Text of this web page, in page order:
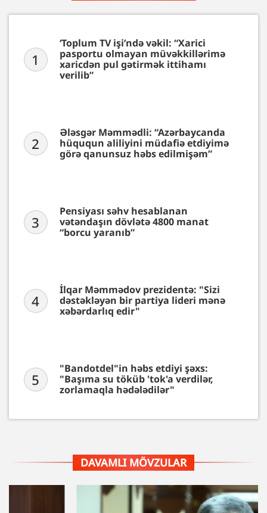
1
‘Toplum TV işi’ndə vəkil: “Xarici
pasportu olmayan müvəkkillərimə
xaricdən pul gətirmək ittihamı
verilib”
2
Ələsgər Məmmədli: “Azərbaycanda
hüququn aliliyini müdafiə etdiyimə
görə qanunsuz həbs edilmişəm”
3
Pensiyası səhv hesablanan
vətəndaşın dövlətə 4800 manat
“borcu yaranıb”
4
İlqar Məmmədov prezidentə: "Sizi
dəstəkləyən bir partiya lideri mənə
xəbərdarlıq edir"
5
"Bandotdel"in həbs etdiyi şəxs:
"Başıma su töküb 'tok'a verdilər,
zorlamaqla hədələdilər"
DAVAMLI MÖVZULAR